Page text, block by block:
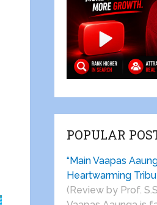
POPULAR
“Main Vaapas
Heartwarming
(Review by Prof.